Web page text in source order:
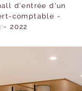
d'entrée d'un
comptable -
- 2022